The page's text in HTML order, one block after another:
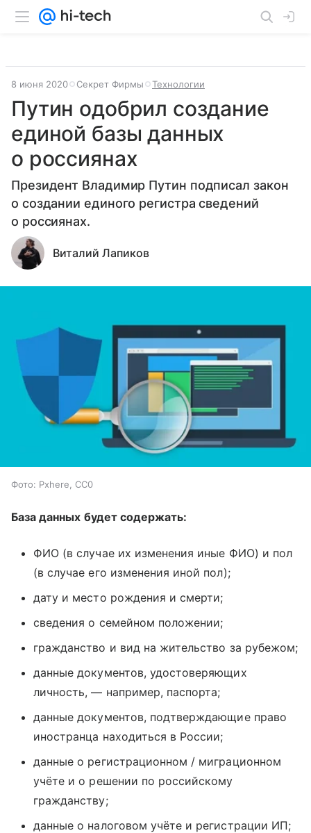
8 июня 2020 Секрет Фирмы Технологии
Путин одобрил создание
единой базы данных
о россиянах
Президент Владимир Путин подписал закон
о создании единого регистра сведений
о россиянах.
Виталий Лапиков
Фото: Pxhere, CC0
База данных будет содержать:
ФИО (в случае их изменения иные ФИО) и пол
(в случае его изменения иной пол);
дату и место рождения и смерти;
сведения о семейном положении;
гражданство и вид на жительство за рубежом;
данные документов, удостоверяющих
личность, — например, паспорта;
данные документов, подтверждающие право
иностранца находиться в России;
данные о регистрационном / миграционном
учёте и о решении по российскому
гражданству;
данные о налоговом учёте и регистрации ИП;